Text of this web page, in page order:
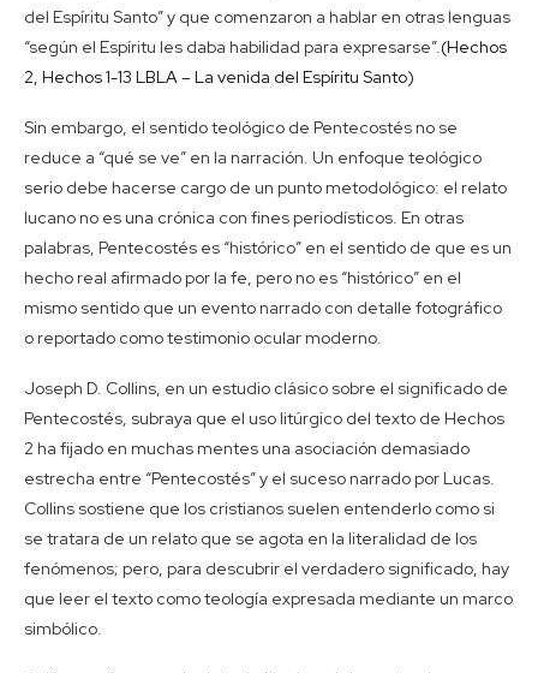
del Espíritu Santo” y que comenzaron a hablar en otras lenguas
“según el Espíritu les daba habilidad para expresarse”.(Hechos
2, Hechos 1-13 LBLA – La venida del Espíritu Santo)
Sin embargo, el sentido teológico de Pentecostés no se
reduce a “qué se ve” en la narración. Un enfoque teológico
serio debe hacerse cargo de un punto metodológico: el relato
lucano no es una crónica con fines periodísticos. En otras
palabras, Pentecostés es “histórico” en el sentido de que es un
hecho real afirmado por la fe, pero no es “histórico” en el
mismo sentido que un evento narrado con detalle fotográfico
o reportado como testimonio ocular moderno.
Joseph D. Collins, en un estudio clásico sobre el significado de
Pentecostés, subraya que el uso litúrgico del texto de Hechos
2 ha fijado en muchas mentes una asociación demasiado
estrecha entre “Pentecostés” y el suceso narrado por Lucas.
Collins sostiene que los cristianos suelen entenderlo como si
se tratara de un relato que se agota en la literalidad de los
fenómenos; pero, para descubrir el verdadero significado, hay
que leer el texto como teología expresada mediante un marco
simbólico.